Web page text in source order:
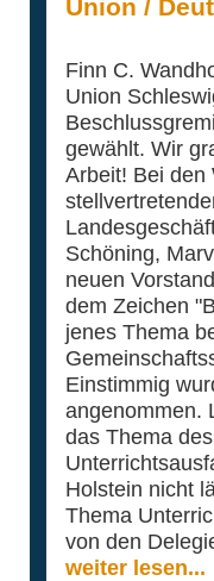
Union /
Finn C.
Union
gewählt. Wir
Arbeit! Bei den
Schöning,
neuen
dem Zeichen
jenes Thema
Einstimmig
angenommen.
das Thema
Holstein nicht
Thema
von den
weiter lesen...